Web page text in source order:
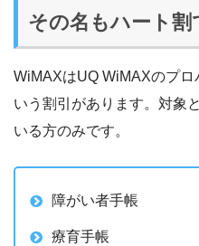
その名もハート割
WiMAXはUQ WiMAXのプ
いう割引があります。対象
いる方のみです。
障がい者手帳
療育手帳